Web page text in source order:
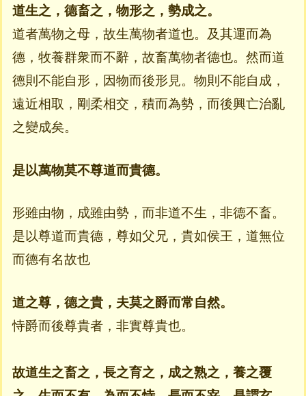
道生之，德畜之，物形之，勢成之。
道者萬物之母，故生萬物者道也。及其運而為
德，牧養群衆而不辭，故畜萬物者德也。然而道
德則不能自形，因物而後形見。物則不能自成，
遠近相取，剛柔相交，積而為勢，而後興亡治亂
之變成矣。
是以萬物莫不尊道而貴德。
形雖由物，成雖由勢，而非道不生，非德不畜。
是以尊道而貴德，尊如父兄，貴如侯王，道無位
而德有名故也
道之尊，德之貴，夫莫之爵而常自然。
恃爵而後尊貴者，非實尊貴也。
故道生之畜之，長之育之，成之熟之，養之覆